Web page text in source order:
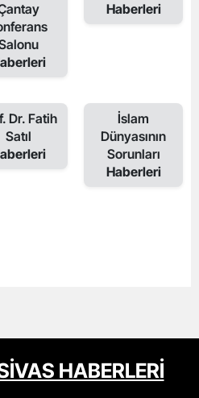
Haberleri
Dr. Fatih
Satıl
İslam
Dünyasının
Sorunları
Haberleri
HABERLERİ